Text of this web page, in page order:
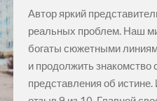
Автор яркий
реальных проблем. Наш
богаты сюжетными
и продолжить знакомство
представления об